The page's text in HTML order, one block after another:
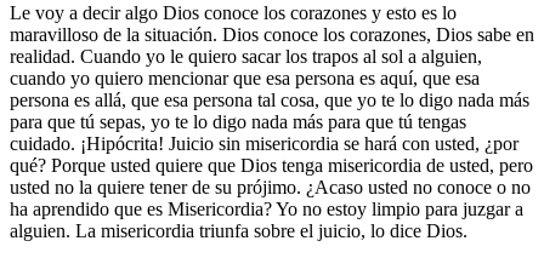
Le voy a decir algo Dios conoce los corazones y esto es lo
maravilloso de la situación. Dios conoce los corazones, Dios sabe en
realidad. Cuando yo le quiero sacar los trapos al sol a alguien,
cuando yo quiero mencionar que esa persona es aquí, que esa
persona es allá, que esa persona tal cosa, que yo te lo digo nada más
para que tú sepas, yo te lo digo nada más para que tú tengas
cuidado. ¡Hipócrita! Juicio sin misericordia se hará con usted, ¿por
qué? Porque usted quiere que Dios tenga misericordia de usted, pero
usted no la quiere tener de su prójimo. ¿Acaso usted no conoce o no
ha aprendido que es Misericordia? Yo no estoy limpio para juzgar a
alguien. La misericordia triunfa sobre el juicio, lo dice Dios.